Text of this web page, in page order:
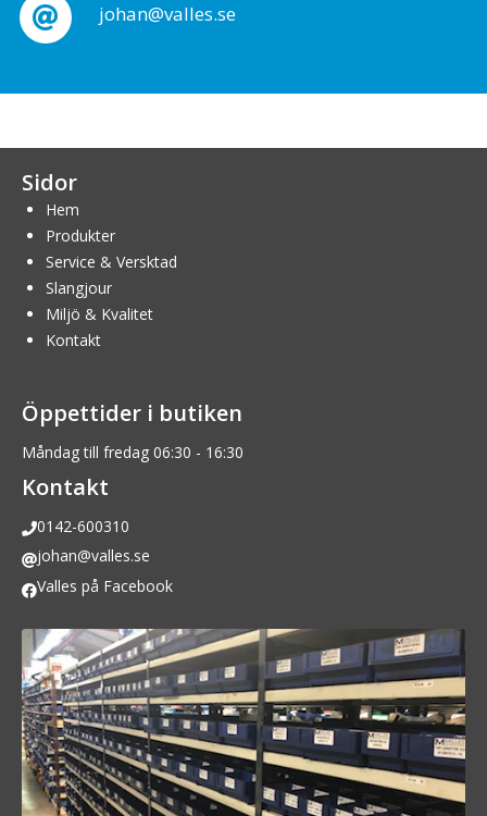
johan@valles.se
Sidor
Hem
Produkter
Service & Versktad
Slangjour
Miljö & Kvalitet
Kontakt
Öppettider i butiken
Måndag till fredag 06:30 - 16:30
Kontakt
0142-600310
johan@valles.se
Valles på Facebook